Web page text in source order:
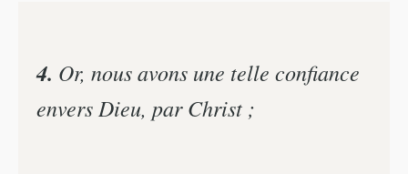
4. Or, nous avons une telle confiance
envers Dieu, par Christ ;